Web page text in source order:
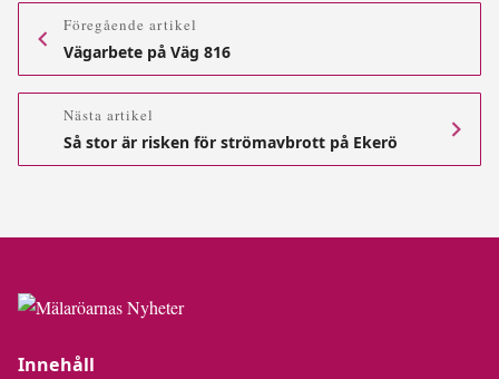
Föregående artikel
Vägarbete på Väg 816
Nästa artikel
Så stor är risken för strömavbrott på Ekerö
Innehåll